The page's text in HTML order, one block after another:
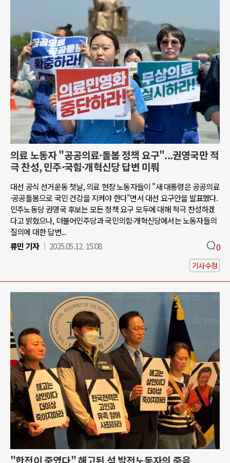
의료 노동자 "공공의료·돌봄 정책 요구"...권영국만 적
극 찬성, 민주·국힘·개혁신당 답변 미뤄
대선 공식 선거운동 첫날, 의료 현장 노동자들이 "새 대통령은 공공의료
·공공돌봄으로 국민 건강을 지켜야 한다"면서 대선 요구안을 발표했다.
민주노동당 권영국 후보는 모든 정책 요구 모두에 대해 적극 찬성하겠
다고 밝혔으나, 더불어민주당과 국민의힘·개혁신당에서는 노동자들의
질의에 대한 답변...
류민 기자
2025.05.12. 15:08 0
기사수정